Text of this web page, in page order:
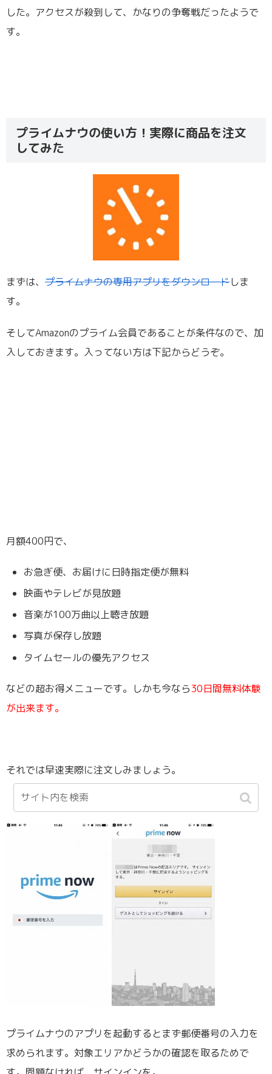
した。アクセスが殺到して、かなりの争奪戦だったようで
す。
プライムナウの使い方！実際に商品を注文
してみた
まずは、 プライムナウの専用アプリをダウンロードしま
す。
そしてAmazonのプライム会員であることが条件なので、加
入しておきます。入ってない方は下記からどうぞ。
月額400円で、
お急ぎ便、お届けに日時指定便が無料
映画やテレビが見放題
音楽が100万曲以上聴き放題
写真が保存し放題
タイムセールの優先アクセス
などの超お得メニューです。しかも今なら30日間無料体験
が出来ます。
それでは早速実際に注文しみましょう。
プライムナウのアプリを起動するとまず郵便番号の入力を
求められます。対象エリアかどうかの確認を取るためで